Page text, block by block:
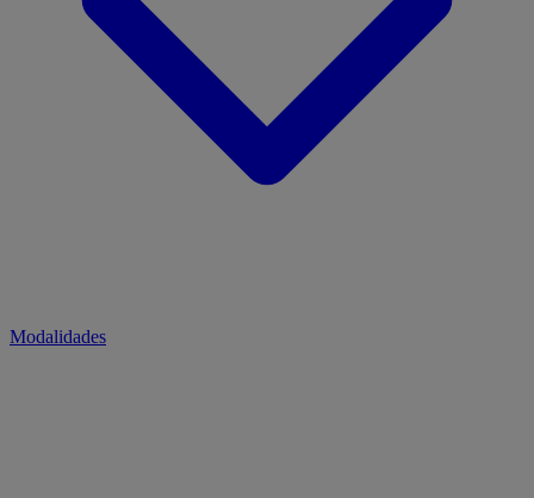
Modalidades